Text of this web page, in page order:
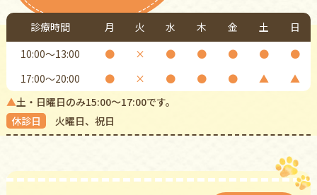
診療時間 月 火 水 木 金 土
日
10:00〜13:00
● × ● ● ● ●
●
17:00〜20:00
● × ● ● ● ▲
▲
▲土・日曜日のみ15:00〜17:00です。
休診日
⽕曜⽇、祝⽇